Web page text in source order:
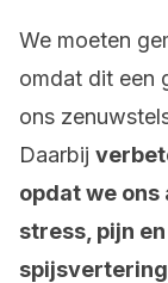
We moeten
omdat dit een
ons
Daarbij
opdat we
stress, pijn